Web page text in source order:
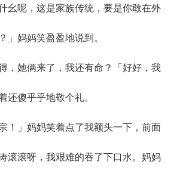
呢，这是家族传统，要是你敢在外
」妈妈笑盈盈地说到。
她俩来了，我还有命？「好好，我
还傻乎乎地敬个礼。
」妈妈笑着点了我额头一下，前面
滚滚呀，我艰难的吞了下口水。妈妈